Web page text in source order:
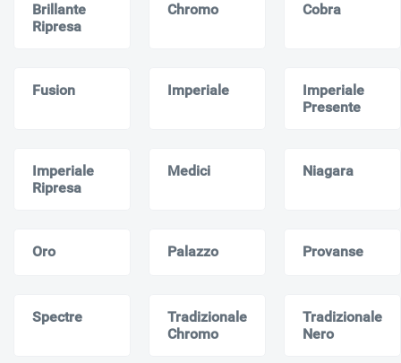
Brillante
Ripresa
Chromo Cobra
Fusion Imperiale
Imperiale
Presente
Imperiale
Ripresa
Medici Niagara
Oro Palazzo Provanse
Spectre
Tradizionale
Chromo
Tradizionale
Nero